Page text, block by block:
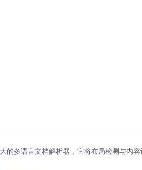
的多语言文档解析器，它将布局检测与内